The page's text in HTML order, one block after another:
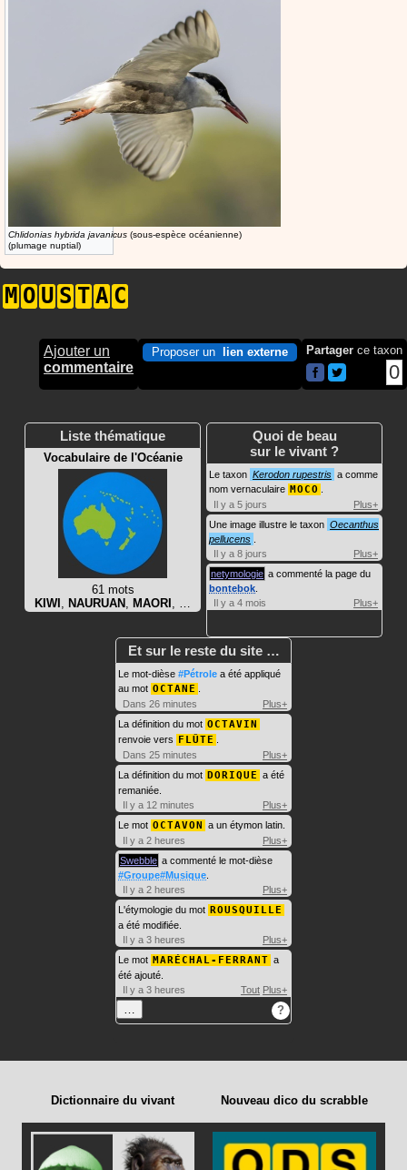
Chlidonias hybrida javanicus (sous-espèce océanienne)
(plumage nuptial)
M O U S T A C
Ajouter un
commentaire
Proposer un lien externe Partager ce taxon
0
Liste thématique
Vocabulaire de l'Océanie
61 mots
KIWI , NAURUAN , MAORI , …
Quoi de beau
sur le vivant ?
Le taxon Kerodon rupestris a comme
nom vernaculaire MOCO
Il y a 5 jours
Plus+
Une image illustre le taxon Oecanthus
pellucens
Il y a 8 jours
Plus+
netymologie a commenté la page du
bontebok
Il y a 4 mois
Plus+
Et sur le reste du site …
Le mot-dièse #Pétrole a été appliqué
au mot OCTANE
Dans 26 minutes
Plus+
La définition du mot OCTAVIN
renvoie vers FLÛTE
Dans 25 minutes
Plus+
La définition du mot DORIQUE a été
remaniée.
Il y a 12 minutes
Plus+
Le mot OCTAVON
a un étymon latin.
Il y a 2 heures
Plus+
Swebble a commenté le mot-dièse
#Groupe#Musique
Il y a 2 heures
Plus+
L'étymologie du mot ROUSQUILLE
a été modifiée.
Il y a 3 heures
Plus+
Le mot MARÉCHAL-FERRANT a
été ajouté.
Il y a 3 heures
Tout Plus+
… ?
Dictionnaire du vivant Nouveau dico du scrabble